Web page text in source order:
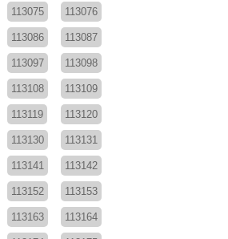
113075 113076
113086 113087
113097 113098
113108 113109
113119 113120
113130 113131
113141 113142
113152 113153
113163 113164